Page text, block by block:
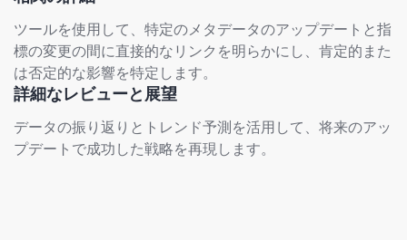
ツールを使用して、特定のメタデータのアップデートと指
標の変更の間に直接的なリンクを明らかにし、肯定的また
は否定的な影響を特定します。
詳細なレビューと展望
データの振り返りとトレンド予測を活用して、将来のアッ
プデートで成功した戦略を再現します。